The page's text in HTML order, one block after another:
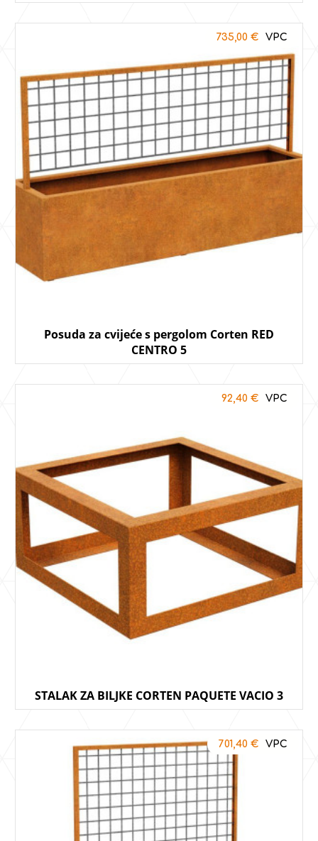
Posuda za cvijeće s pergolom Corten RED
CENTRO 5
735,00 €
STALAK ZA BILJKE CORTEN PAQUETE VACIO 3
92,40 €
701,40 €